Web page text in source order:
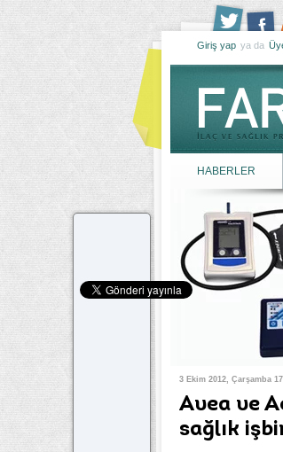
Giriş yap ya da
HABERLER
3 Ekim 2012, Çarşamba
Avea ve
sağlık